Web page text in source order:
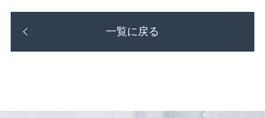
一覧に戻る